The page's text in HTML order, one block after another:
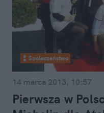
Społeczeństwo
14 marca 2013, 10:57
Pierwsza w